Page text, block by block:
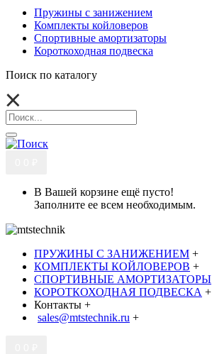
Пружины с занижением
Комплекты койловеров
Спортивные амортизаторы
Короткоходная подвеска
Поиск по каталогу
В Вашей корзине ещё пусто!
Заполните ее всем необходимым.
ПРУЖИНЫ С ЗАНИЖЕНИЕМ +
КОМПЛЕКТЫ КОЙЛОВЕРОВ +
СПОРТИВНЫЕ АМОРТИЗАТОРЫ
КОРОТКОХОДНАЯ ПОДВЕСКА +
Контакты +
sales@mtstechnik.ru +